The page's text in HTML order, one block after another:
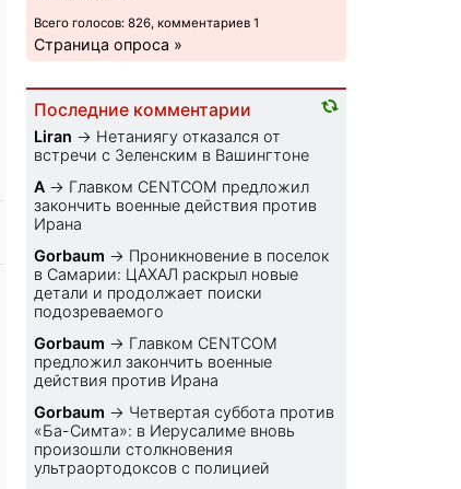
Всего голосов: 826, комментариев 1
Страница опроса »
Последние комментарии
Liran → Нетаниягу отказался от
встречи с Зеленским в Вашингтоне
A → Главком CENTCOM предложил
закончить военные действия против
Ирана
Gorbaum → Проникновение в поселок
в Самарии: ЦАХАЛ раскрыл новые
детали и продолжает поиски
подозреваемого
Gorbaum → Главком CENTCOM
предложил закончить военные
действия против Ирана
Gorbaum → Четвертая суббота против
«Ба-Симта»: в Иерусалиме вновь
произошли столкновения
ультраортодоксов с полицией